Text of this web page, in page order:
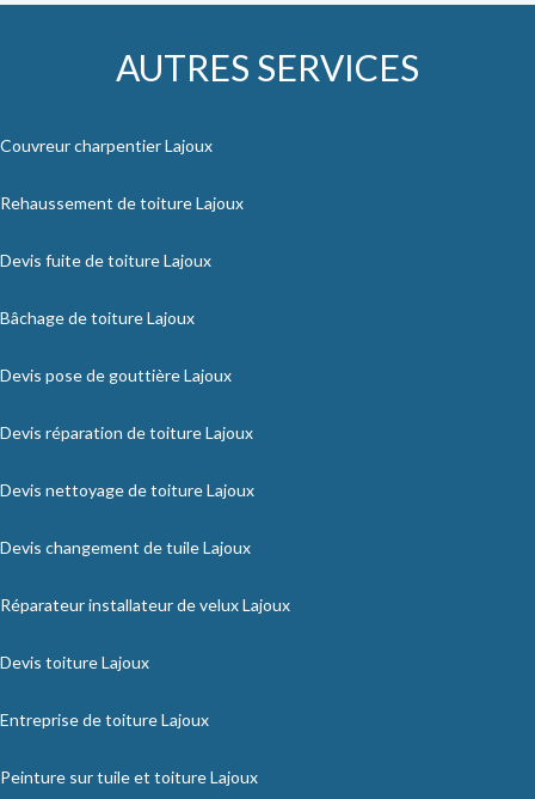
AUTRES SERVICES
Couvreur charpentier Lajoux
Rehaussement de toiture Lajoux
Devis fuite de toiture Lajoux
Bâchage de toiture Lajoux
Devis pose de gouttière Lajoux
Devis réparation de toiture Lajoux
Devis nettoyage de toiture Lajoux
Devis changement de tuile Lajoux
Réparateur installateur de velux Lajoux
Devis toiture Lajoux
Entreprise de toiture Lajoux
Peinture sur tuile et toiture Lajoux